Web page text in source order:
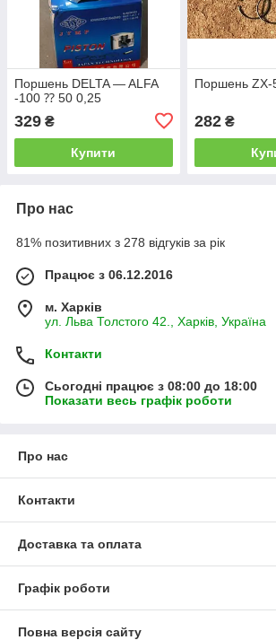
Поршень DELTA — ALFA
-100 ⁇ 50 0,25
329 ₴
Купити
Поршень
282₴
Про нас
81% позитивних з 278 відгуків за рік
Працює з 06.12.2016
м. Харків
ул. Льва Толстого 42., Харків, Україна
Контакти
Сьогодні працює з 08:00 до 18:00
Показати весь графік роботи
Про нас
Контакти
Доставка та оплата
Графік роботи
Повна версія сайту